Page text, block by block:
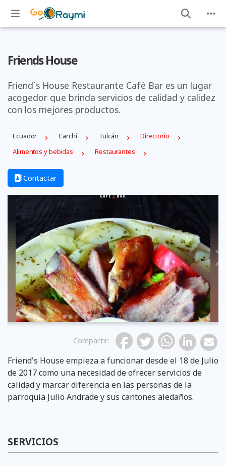
Friends House
​​​​​​​Friend´s House Restaurante Café Bar es un lugar
acogedor que brinda servicios de calidad y calidez
con los mejores productos.
Ecuador Carchi Tulcán
Directorio
Alimentos y bebidas
Restaurantes
Contactar
Previous
Compartir:
Friend's House empieza a funcionar desde el 18 de Julio
de 2017 como una necesidad de ofrecer servicios de
calidad y marcar diferencia en las personas de la
parroquia Julio Andrade y sus cantones aledaños.
SERVICIOS